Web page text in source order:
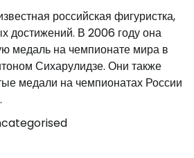
российская фигуристка,
достижений. В 2006 году она
медаль на чемпионате мира в
Сихарулидзе. Они также
медали на чемпионатах России